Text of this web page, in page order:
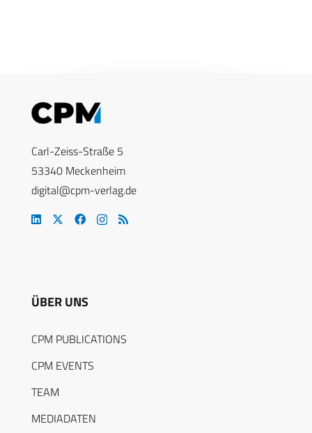
Carl-Zeiss-Straße 5
53340 Meckenheim
digital@cpm-verlag.de
ÜBER UNS
CPM PUBLICATIONS
CPM EVENTS
TEAM
MEDIADATEN